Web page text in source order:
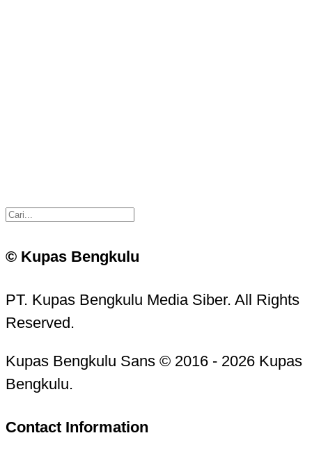
© Kupas Bengkulu
PT. Kupas Bengkulu Media Siber. All Rights
Reserved.
Kupas Bengkulu Sans © 2016 - 2026 Kupas
Bengkulu.
Contact Information